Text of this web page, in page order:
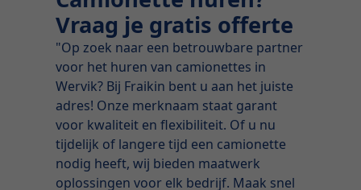
Vraag je gratis offerte
"Op zoek naar een betrouwbare partner
voor het huren van camionettes in
Wervik? Bij Fraikin bent u aan het juiste
adres! Onze merknaam staat garant
voor kwaliteit en flexibiliteit. Of u nu
tijdelijk of langere tijd een camionette
nodig heeft, wij bieden maatwerk
oplossingen voor elk bedrijf. Maak snel